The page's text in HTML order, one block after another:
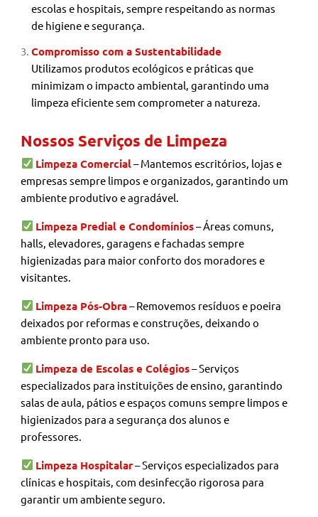
escolas e hospitais, sempre respeitando as normas
de higiene e segurança.
Compromisso com a Sustentabilidade
Utilizamos produtos ecológicos e práticas que
minimizam o impacto ambiental, garantindo uma
limpeza eficiente sem comprometer a natureza.
Nossos Serviços de Limpeza
Limpeza Comercial– Mantemos escritórios, lojas e
empresas sempre limpos e organizados, garantindo um
ambiente produtivo e agradável.
Limpeza Predial e Condomínios– Áreas comuns,
halls, elevadores, garagens e fachadas sempre
higienizadas para maior conforto dos moradores e
visitantes.
Limpeza Pós-Obra– Removemos resíduos e poeira
deixados por reformas e construções, deixando o
ambiente pronto para uso.
Limpeza de Escolas e Colégios– Serviços
especializados para instituições de ensino, garantindo
salas de aula, pátios e espaços comuns sempre limpos e
higienizados para a segurança dos alunos e
professores.
Limpeza Hospitalar– Serviços especializados para
clínicas e hospitais, com desinfecção rigorosa para
garantir um ambiente seguro.